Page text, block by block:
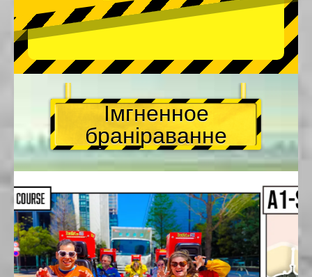
Імгненное
браніраванне